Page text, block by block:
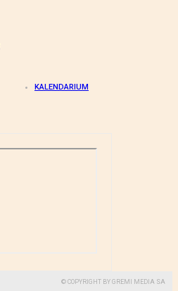
KALENDARIUM
© COPYRIGHT BY GREMI MEDIA SA